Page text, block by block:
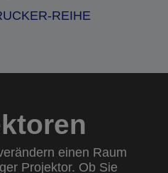
REIHE
einen Raum
Projektor. Ob Sie